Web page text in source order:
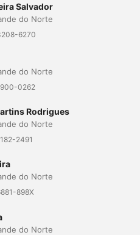
Salvador
do Norte
6270
do Norte
0262
Rodrigues
do Norte
2491
do Norte
898X
do Norte